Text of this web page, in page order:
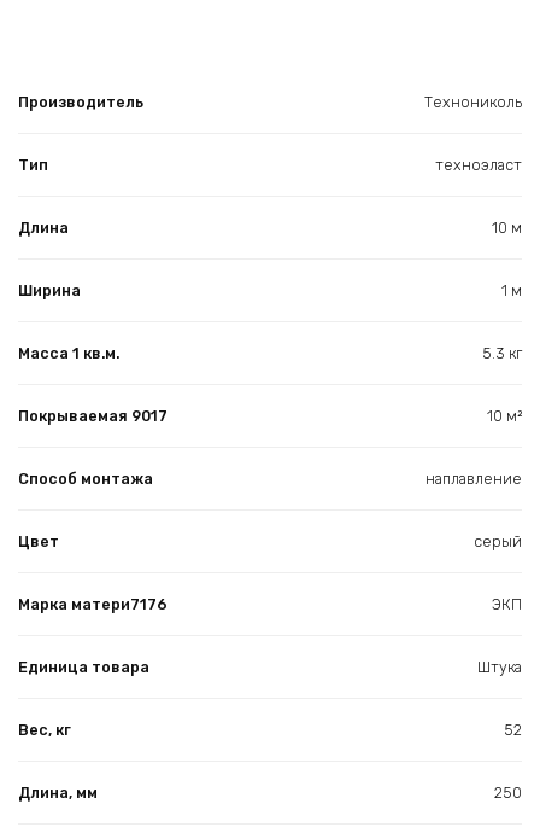
Производитель Технониколь
Тип техноэласт
Длина 10 м
Ширина 1 м
Масса 1 кв.м. 5.3 кг
Покрываемая 9017 10 м²
Способ монтажа наплавление
Цвет серый
Марка матери7176 ЭКП
Единица товара Штука
Вес, кг 52
Длина, мм 250